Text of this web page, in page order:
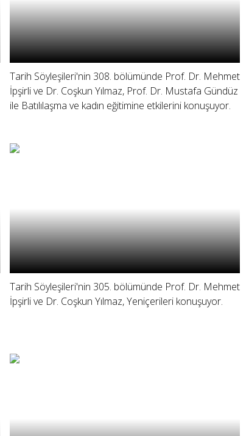
Tarih Söyleşileri'nin 308. bölümünde Prof. Dr. Mehmet
İpşirli ve Dr. Coşkun Yılmaz, Prof. Dr. Mustafa Gündüz
ile Batılılaşma ve kadın eğitimine etkilerini konuşuyor.
Tarih Söyleşileri'nin 305. bölümünde Prof. Dr. Mehmet
İpşirli ve Dr. Coşkun Yılmaz, Yeniçerileri konuşuyor.